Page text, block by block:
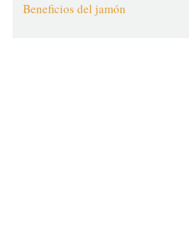
Beneficios del jamón